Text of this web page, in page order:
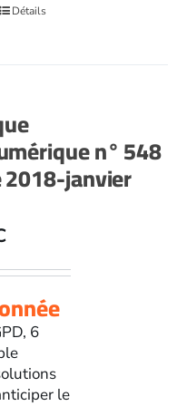
Détails
n° 548
2018-janvier
6
le